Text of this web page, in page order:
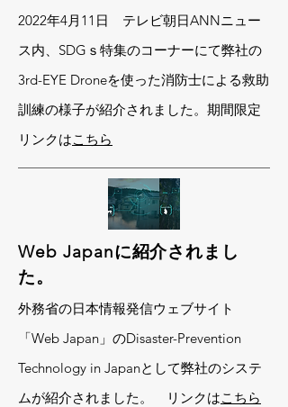
2022年4月11日 テレビ朝日ANNニュー
ス内、SDGｓ特集のコーナーにて弊社の
3rd-EYE Droneを使った消防士による救助
訓練の様子が紹介されました。期間限定
リンクはこちら
Web Japanに紹介されまし
た。
外務省の日本情報発信ウェブサイト
「Web Japan」のDisaster-Prevention
Technology in Japanとして弊社のシステ
ムが紹介されました。 リンクはこちら